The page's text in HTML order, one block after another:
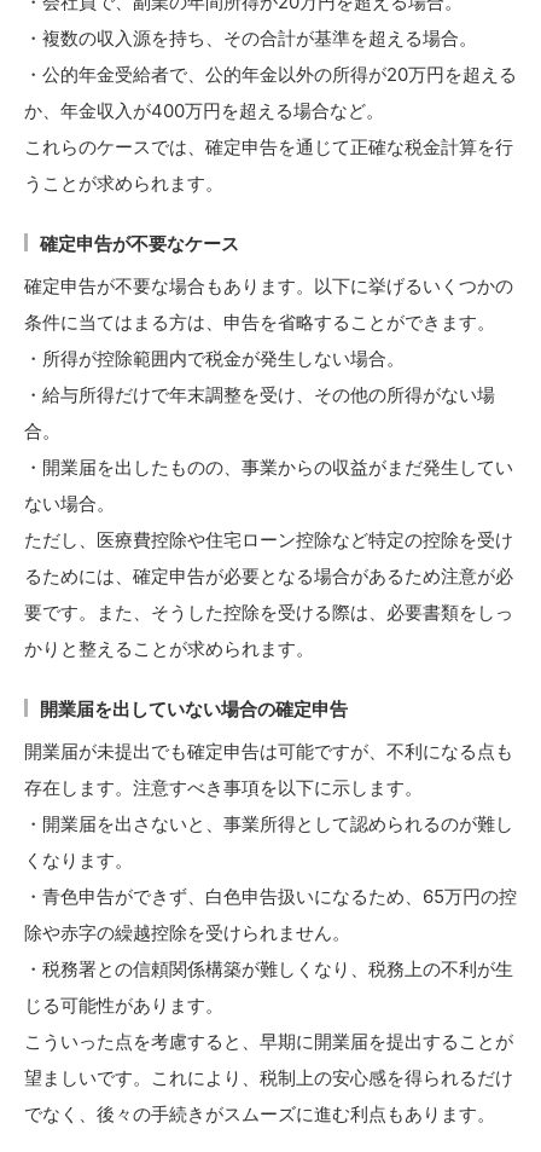
・複数の収入源を持ち、その合計が基準を超える場合。
・公的年金受給者で、公的年金以外の所得が20万円を超える
か、年金収入が400万円を超える場合など。
これらのケースでは、確定申告を通じて正確な税金計算を行
うことが求められます。
確定申告が不要なケース
確定申告が不要な場合もあります。以下に挙げるいくつかの
条件に当てはまる方は、申告を省略することができます。
・所得が控除範囲内で税金が発生しない場合。
・給与所得だけで年末調整を受け、その他の所得がない場
合。
・開業届を出したものの、事業からの収益がまだ発生してい
ない場合。
ただし、医療費控除や住宅ローン控除など特定の控除を受け
るためには、確定申告が必要となる場合があるため注意が必
要です。また、そうした控除を受ける際は、必要書類をしっ
かりと整えることが求められます。
開業届を出していない場合の確定申告
開業届が未提出でも確定申告は可能ですが、不利になる点も
存在します。注意すべき事項を以下に示します。
・開業届を出さないと、事業所得として認められるのが難し
くなります。
・青色申告ができず、白色申告扱いになるため、65万円の控
除や赤字の繰越控除を受けられません。
・税務署との信頼関係構築が難しくなり、税務上の不利が生
じる可能性があります。
こういった点を考慮すると、早期に開業届を提出することが
望ましいです。これにより、税制上の安心感を得られるだけ
でなく、後々の手続きがスムーズに進む利点もあります。